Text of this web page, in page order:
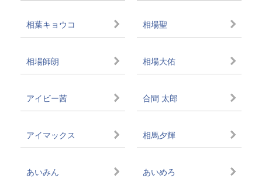
相葉キョウコ 相場聖
相場師朗 相場大佑
アイビー茜 合間 太郎
アイマックス 相馬夕輝
あいみん あいめろ